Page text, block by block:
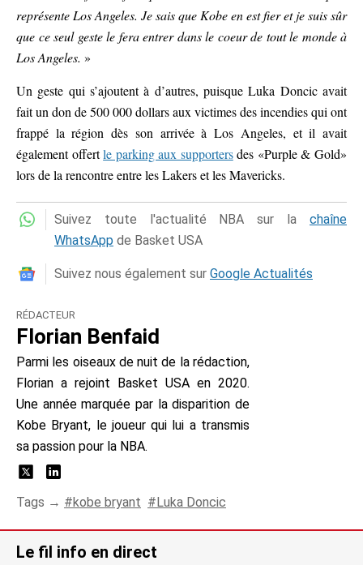
représente Los Angeles. Je sais que Kobe en est fier et je suis sûr
que ce seul geste le fera entrer dans le coeur de tout le monde à
Los Angeles. »
Un geste qui s’ajoutent à d’autres, puisque Luka Doncic avait
fait un don de 500 000 dollars aux victimes des incendies qui ont
frappé la région dès son arrivée à Los Angeles, et il avait
également offertle parking aux supportersdes «Purple & Gold»
lors de la rencontre entre les Lakers et les Mavericks.
Suivez toute l'actualité NBA sur la chaîne
WhatsApp de Basket USA
Suivez nous également sur Google Actualités
RÉDACTEUR
Florian Benfaid
Parmi les oiseaux de nuit de la rédaction,
Florian a rejoint Basket USA en 2020.
Une année marquée par la disparition de
Kobe Bryant, le joueur qui lui a transmis
sa passion pour la NBA.
Tags → kobe bryant Luka Doncic
Le fil info en direct